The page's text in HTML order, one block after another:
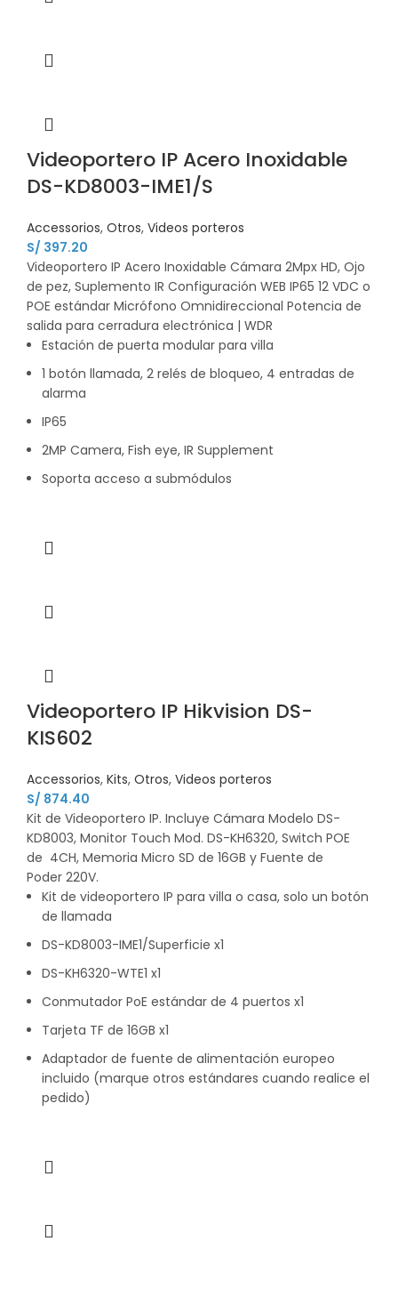
Videoportero IP Acero Inoxidable
DS-KD8003-IME1/S
Accessorios, Otros, Videos porteros
S/ 397.20
Videoportero IP Acero Inoxidable Cámara 2Mpx HD, Ojo
de pez, Suplemento IR Configuración WEB IP65 12 VDC o
POE estándar Micrófono Omnidireccional Potencia de
salida para cerradura electrónica | WDR
Estación de puerta modular para villa
1 botón llamada, 2 relés de bloqueo, 4 entradas de
alarma
IP65
2MP Camera, Fish eye, IR Supplement
Soporta acceso a submódulos
Videoportero IP Hikvision DS-
KIS602
Accessorios, Kits, Otros, Videos porteros
S/ 874.40
Kit de Videoportero IP. Incluye Cámara Modelo DS-
KD8003, Monitor Touch Mod. DS-KH6320, Switch POE
de 4CH, Memoria Micro SD de 16GB y Fuente de
Poder 220V.
Kit de videoportero IP para villa o casa, solo un botón
de llamada
DS-KD8003-IME1/Superficie x1
DS-KH6320-WTE1 x1
Conmutador PoE estándar de 4 puertos x1
Tarjeta TF de 16GB x1
Adaptador de fuente de alimentación europeo
incluido (marque otros estándares cuando realice el
pedido)